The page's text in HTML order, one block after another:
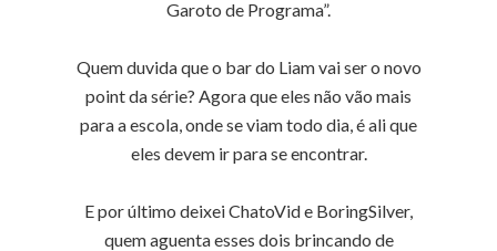
Garoto de Programa”.
Quem duvida que o bar do Liam vai ser o novo
point da série? Agora que eles não vão mais
para a escola, onde se viam todo dia, é ali que
eles devem ir para se encontrar.
E por último deixei ChatoVid e BoringSilver,
quem aguenta esses dois brincando de